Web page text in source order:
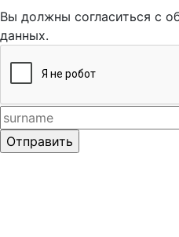
Вы должны согласиться с
данных.